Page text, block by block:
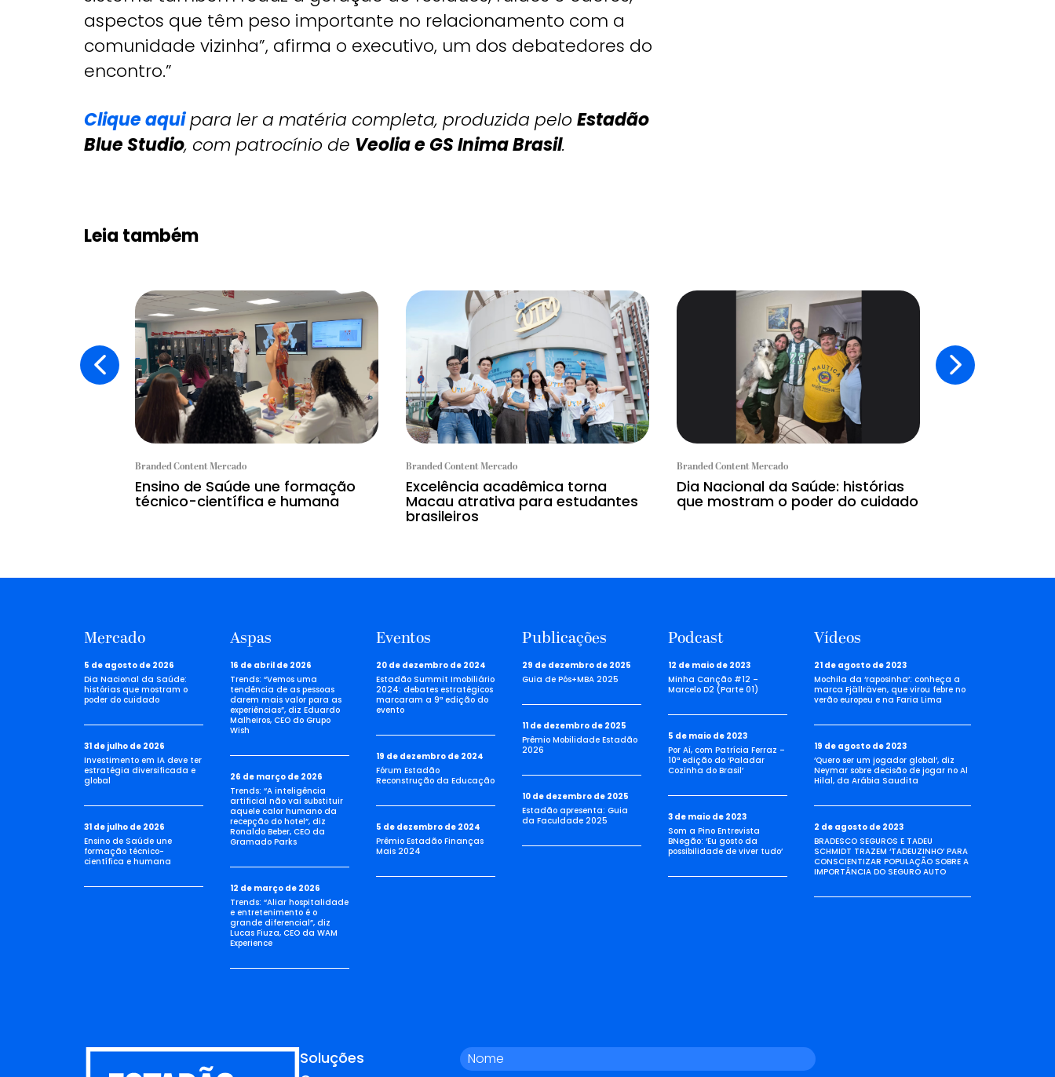
aspectos que têm peso importante no relacionamento com a
comunidade vizinha”, afirma o executivo, um dos debatedores do
encontro.”
Clique aquipara ler a matéria completa, produzida peloEstadão
Blue Studio, com patrocínio de Veolia e GS Inima Brasil.
Leia também
Branded Content Mercado
Ensino de Saúde une formação
técnico-científica e humana
Branded Content Mercado
Excelência acadêmica torna
Macau atrativa para estudantes
brasileiros
Branded Content Mercado
Dia Nacional da Saúde: histórias
que mostram o poder do cuidado
Mercado
5 de agosto de 2026
Dia Nacional da Saúde:
histórias que mostram o
poder do cuidado
31 de julho de 2026
Investimento em IA deve ter
estratégia diversificada e
global
31 de julho de 2026
Ensino de Saúde une
formação técnico-
científica e humana
Aspas
16 de abril de 2026
Trends: “Vemos uma
tendência de as pessoas
darem mais valor para as
experiências”, diz Eduardo
Malheiros, CEO do Grupo
Wish
26 de março de 2026
Trends: “A inteligência
artificial não vai substituir
aquele calor humano da
recepção do hotel”, diz
Ronaldo Beber, CEO da
Gramado Parks
12 de março de 2026
Trends: “Aliar hospitalidade
e entretenimento é o
grande diferencial”, diz
Lucas Fiuza, CEO da WAM
Experience
Eventos
20 de dezembro de 2024
Estadão Summit Imobiliário
2024: debates estratégicos
marcaram a 9ª edição do
evento
19 de dezembro de 2024
Fórum Estadão
Reconstrução da Educação
5 de dezembro de 2024
Prêmio Estadão Finanças
Mais 2024
Publicações
29 de dezembro de 2025
Guia de Pós+MBA 2025
11 de dezembro de 2025
Prêmio Mobilidade Estadão
2026
10 de dezembro de 2025
Estadão apresenta: Guia
da Faculdade 2025
Podcast
12 de maio de 2023
Minha Canção #12 –
Marcelo D2 (Parte 01)
5 de maio de 2023
Por Aí, com Patrícia Ferraz –
10ª edição do ‘Paladar
Cozinha do Brasil’
3 de maio de 2023
Som a Pino Entrevista
BNegão: ‘Eu gosto da
possibilidade de viver tudo’
Vídeos
21 de agosto de 2023
Mochila da ‘raposinha’: conheça a
marca Fjällräven, que virou febre no
verão europeu e na Faria Lima
19 de agosto de 2023
‘Quero ser um jogador global’, diz
Neymar sobre decisão de jogar no Al
Hilal, da Arábia Saudita
2 de agosto de 2023
BRADESCO SEGUROS E TADEU
SCHMIDT TRAZEM ‘TADEUZINHO’ PARA
CONSCIENTIZAR POPULAÇÃO SOBRE A
IMPORTÂNCIA DO SEGURO AUTO
Soluções